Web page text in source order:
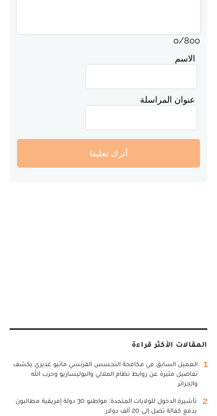
0/800
الاسم
عنوان المراسلة
أترك تعليقا
المقالات الأكثر قراءة
1
العميل السابق في مكافحة التجسس الفرنسي ماثيو غديري يكشف
تفاصيل مثيرة عن روابط نظام الملالي والبوليساريو وحزب الله
والجزائر
2
تأشيرة الدخول للولايات المتحدة: مواطنو 30 دولة إفريقية مطالبون
بدفع كفالة تصل إلى 20 ألف دولار